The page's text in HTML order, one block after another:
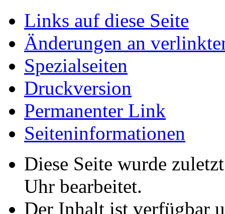
Links auf diese Seite
Änderungen an
Spezialseiten
Druckversion
Permanenter Link
Seiten­­informationen
Diese Seite wurde
Uhr bearbeitet.
Der Inhalt ist verfügbar